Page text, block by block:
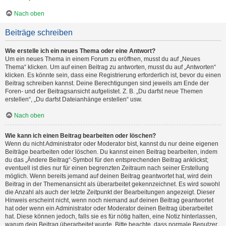
Nach oben
Beiträge schreiben
Wie erstelle ich ein neues Thema oder eine Antwort?
Um ein neues Thema in einem Forum zu eröffnen, musst du auf „Neues
Thema“ klicken. Um auf einen Beitrag zu antworten, musst du auf „Antworten“
klicken. Es könnte sein, dass eine Registrierung erforderlich ist, bevor du einen
Beitrag schreiben kannst. Deine Berechtigungen sind jeweils am Ende der
Foren- und der Beitragsansicht aufgelistet. Z. B. „Du darfst neue Themen
erstellen“, „Du darfst Dateianhänge erstellen“ usw.
Nach oben
Wie kann ich einen Beitrag bearbeiten oder löschen?
Wenn du nicht Administrator oder Moderator bist, kannst du nur deine eigenen
Beiträge bearbeiten oder löschen. Du kannst einen Beitrag bearbeiten, indem
du das „Ändere Beitrag“-Symbol für den entsprechenden Beitrag anklickst;
eventuell ist dies nur für einen begrenzten Zeitraum nach seiner Erstellung
möglich. Wenn bereits jemand auf deinen Beitrag geantwortet hat, wird dein
Beitrag in der Themenansicht als überarbeitet gekennzeichnet. Es wird sowohl
die Anzahl als auch der letzte Zeitpunkt der Bearbeitungen angezeigt. Dieser
Hinweis erscheint nicht, wenn noch niemand auf deinen Beitrag geantwortet
hat oder wenn ein Administrator oder Moderator deinen Beitrag überarbeitet
hat. Diese können jedoch, falls sie es für nötig halten, eine Notiz hinterlassen,
warum dein Beitrag überarbeitet wurde. Bitte beachte, dass normale Benutzer